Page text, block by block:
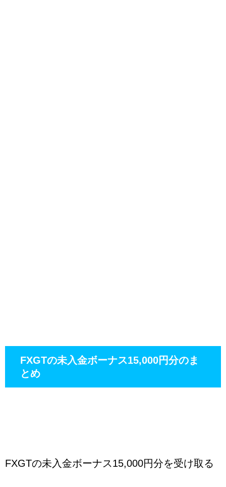
FXGTの未入金ボーナス15,000円分のま
とめ
FXGTの未入金ボーナス15,000円分を受け取る